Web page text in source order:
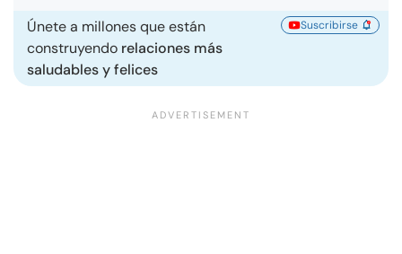
Únete a millones que están
construyendo relaciones más
saludables y felices
Suscribirse